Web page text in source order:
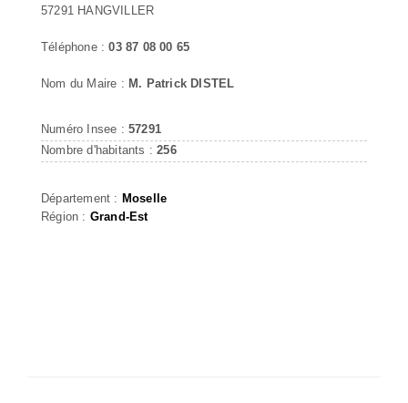
57291 HANGVILLER
Téléphone :03 87 08 00 65
Nom du Maire : M. Patrick DISTEL
Numéro Insee : 57291
Nombre d'habitants :256
Département : Moselle
Région : Grand-Est